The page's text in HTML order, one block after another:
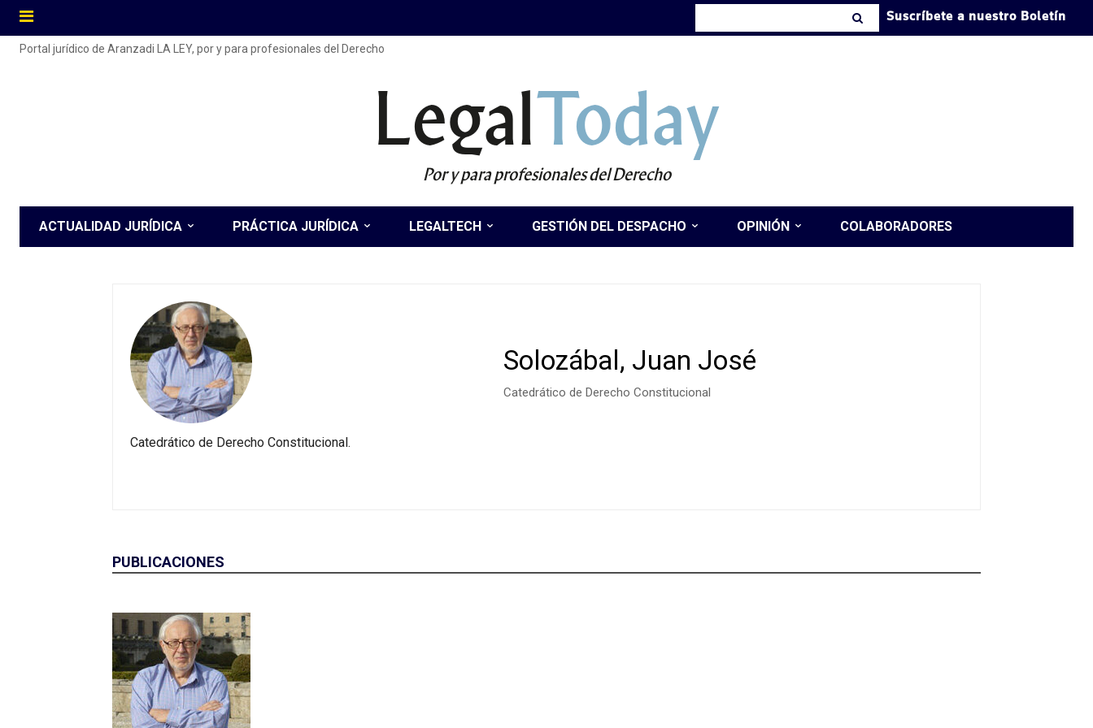
Suscríbete a nuestro Boletín
Portal jurídico de Aranzadi LA LEY, por y para profesionales del Derecho
LegalToday
Por y para profesionales del Derecho
ACTUALIDAD JURÍDICA PRÁCTICA JURÍDICA LEGALTECH GESTIÓN DEL DESPACHO OPINIÓN COLABORADORES
Solozábal, Juan José
Catedrático de Derecho Constitucional
Catedrático de Derecho Constitucional.
PUBLICACIONES